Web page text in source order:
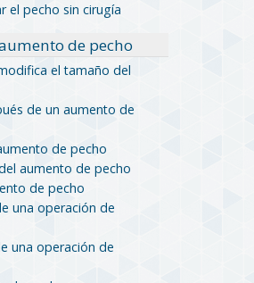
el pecho sin cirugía
de pecho
el tamaño del
de un aumento de
de pecho
aumento de pecho
de pecho
una operación de
una operación de